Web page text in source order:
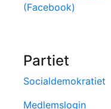
(Facebook)
Partiet
Socialdemokratiet
Medlemslogin